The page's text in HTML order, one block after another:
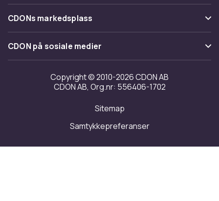
Tilbakekallinger
Varemerker
Om oss
Kundeanmeldelser
Jobbe på CDON
Investor relations
Tilgjengelighet
CDONs markedsplass
Merchant Help Center
CDON på sosiale medier
Copyright © 2010-2026 CDON AB
CDON AB, Org.nr: 556406-1702
Sitemap
Samtykkepreferanser